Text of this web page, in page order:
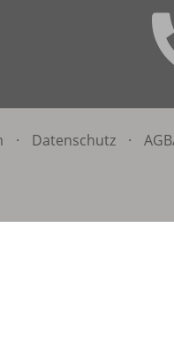
· Datenschutz ·